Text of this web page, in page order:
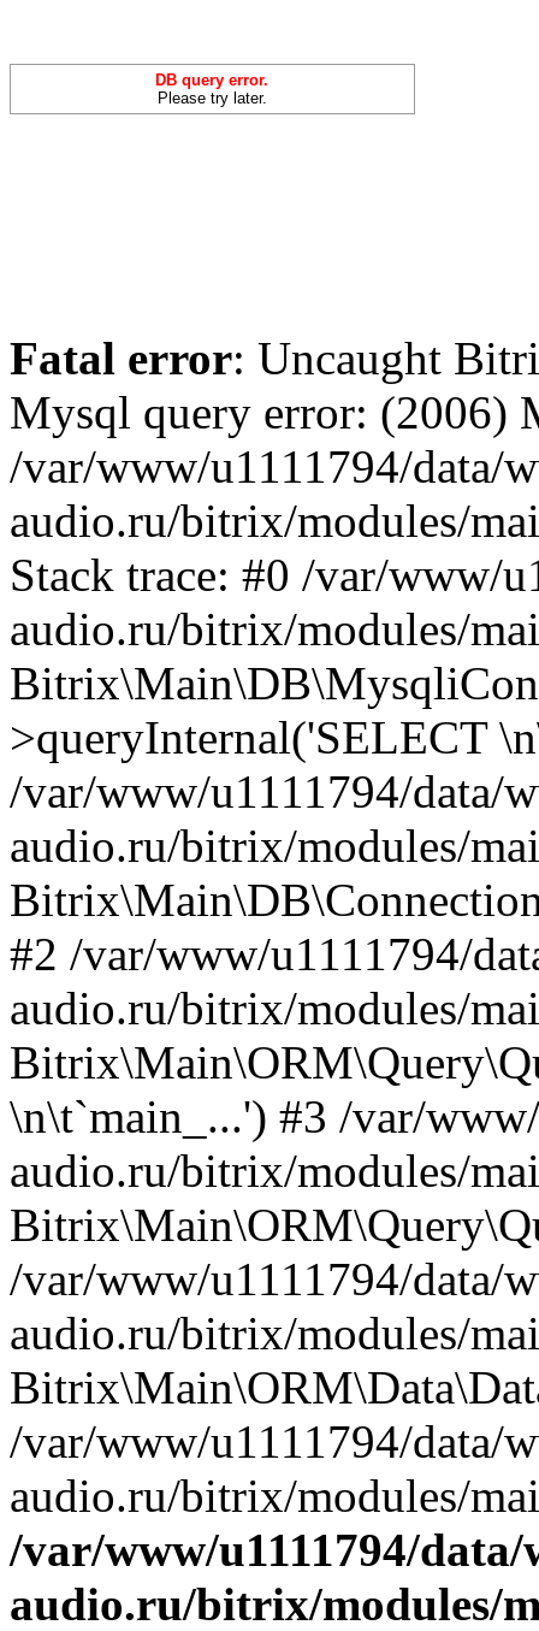
DB query error.
Please try later.
Fatal error: Uncaught
Mysql query error: (2006)
/var/www/u1111794/data/
audio.ru/bitrix/modules/
Stack trace: #0 /var/www/
audio.ru/bitrix/modules/
>queryInternal('SELECT
/var/www/u1111794/data/
audio.ru/bitrix/modules/
#2 /var/www/u1111794/
audio.ru/bitrix/modules/
\n\t`main_...') #3 /var/
audio.ru/bitrix/modules/
/var/www/u1111794/data/
audio.ru/bitrix/modules/
/var/www/u1111794/data/
audio.ru/bitrix/modules/
/var/www/u1111794/
audio.ru/bitrix/modules/